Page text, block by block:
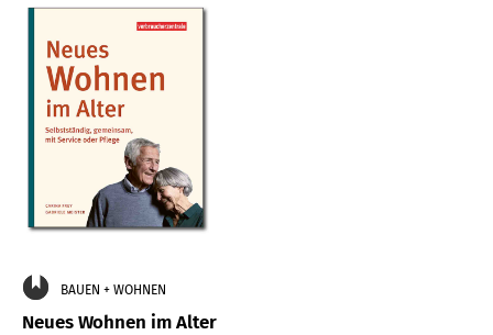
BAUEN + WOHNEN
Neues Wohnen im Alter